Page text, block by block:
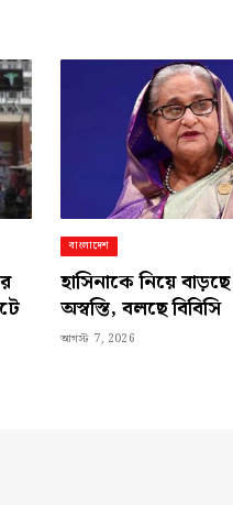
বাংলাদেশ
হাসিনাকে নিয়ে বাড়ছে
অস্বস্তি, বলছে বিবিসি
আগস্ট 7, 2026